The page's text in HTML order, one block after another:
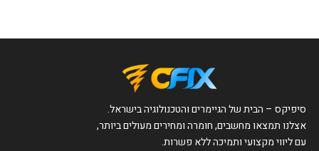
סיפיקס – הבית של הגיימרים והטכנולוגיה בישראל.
אצלנו תמצאו מחשבים, חומרה ומחירים מעולים ביותר,
עם ליווי מקצועי ותמיכה ללא פשרות.